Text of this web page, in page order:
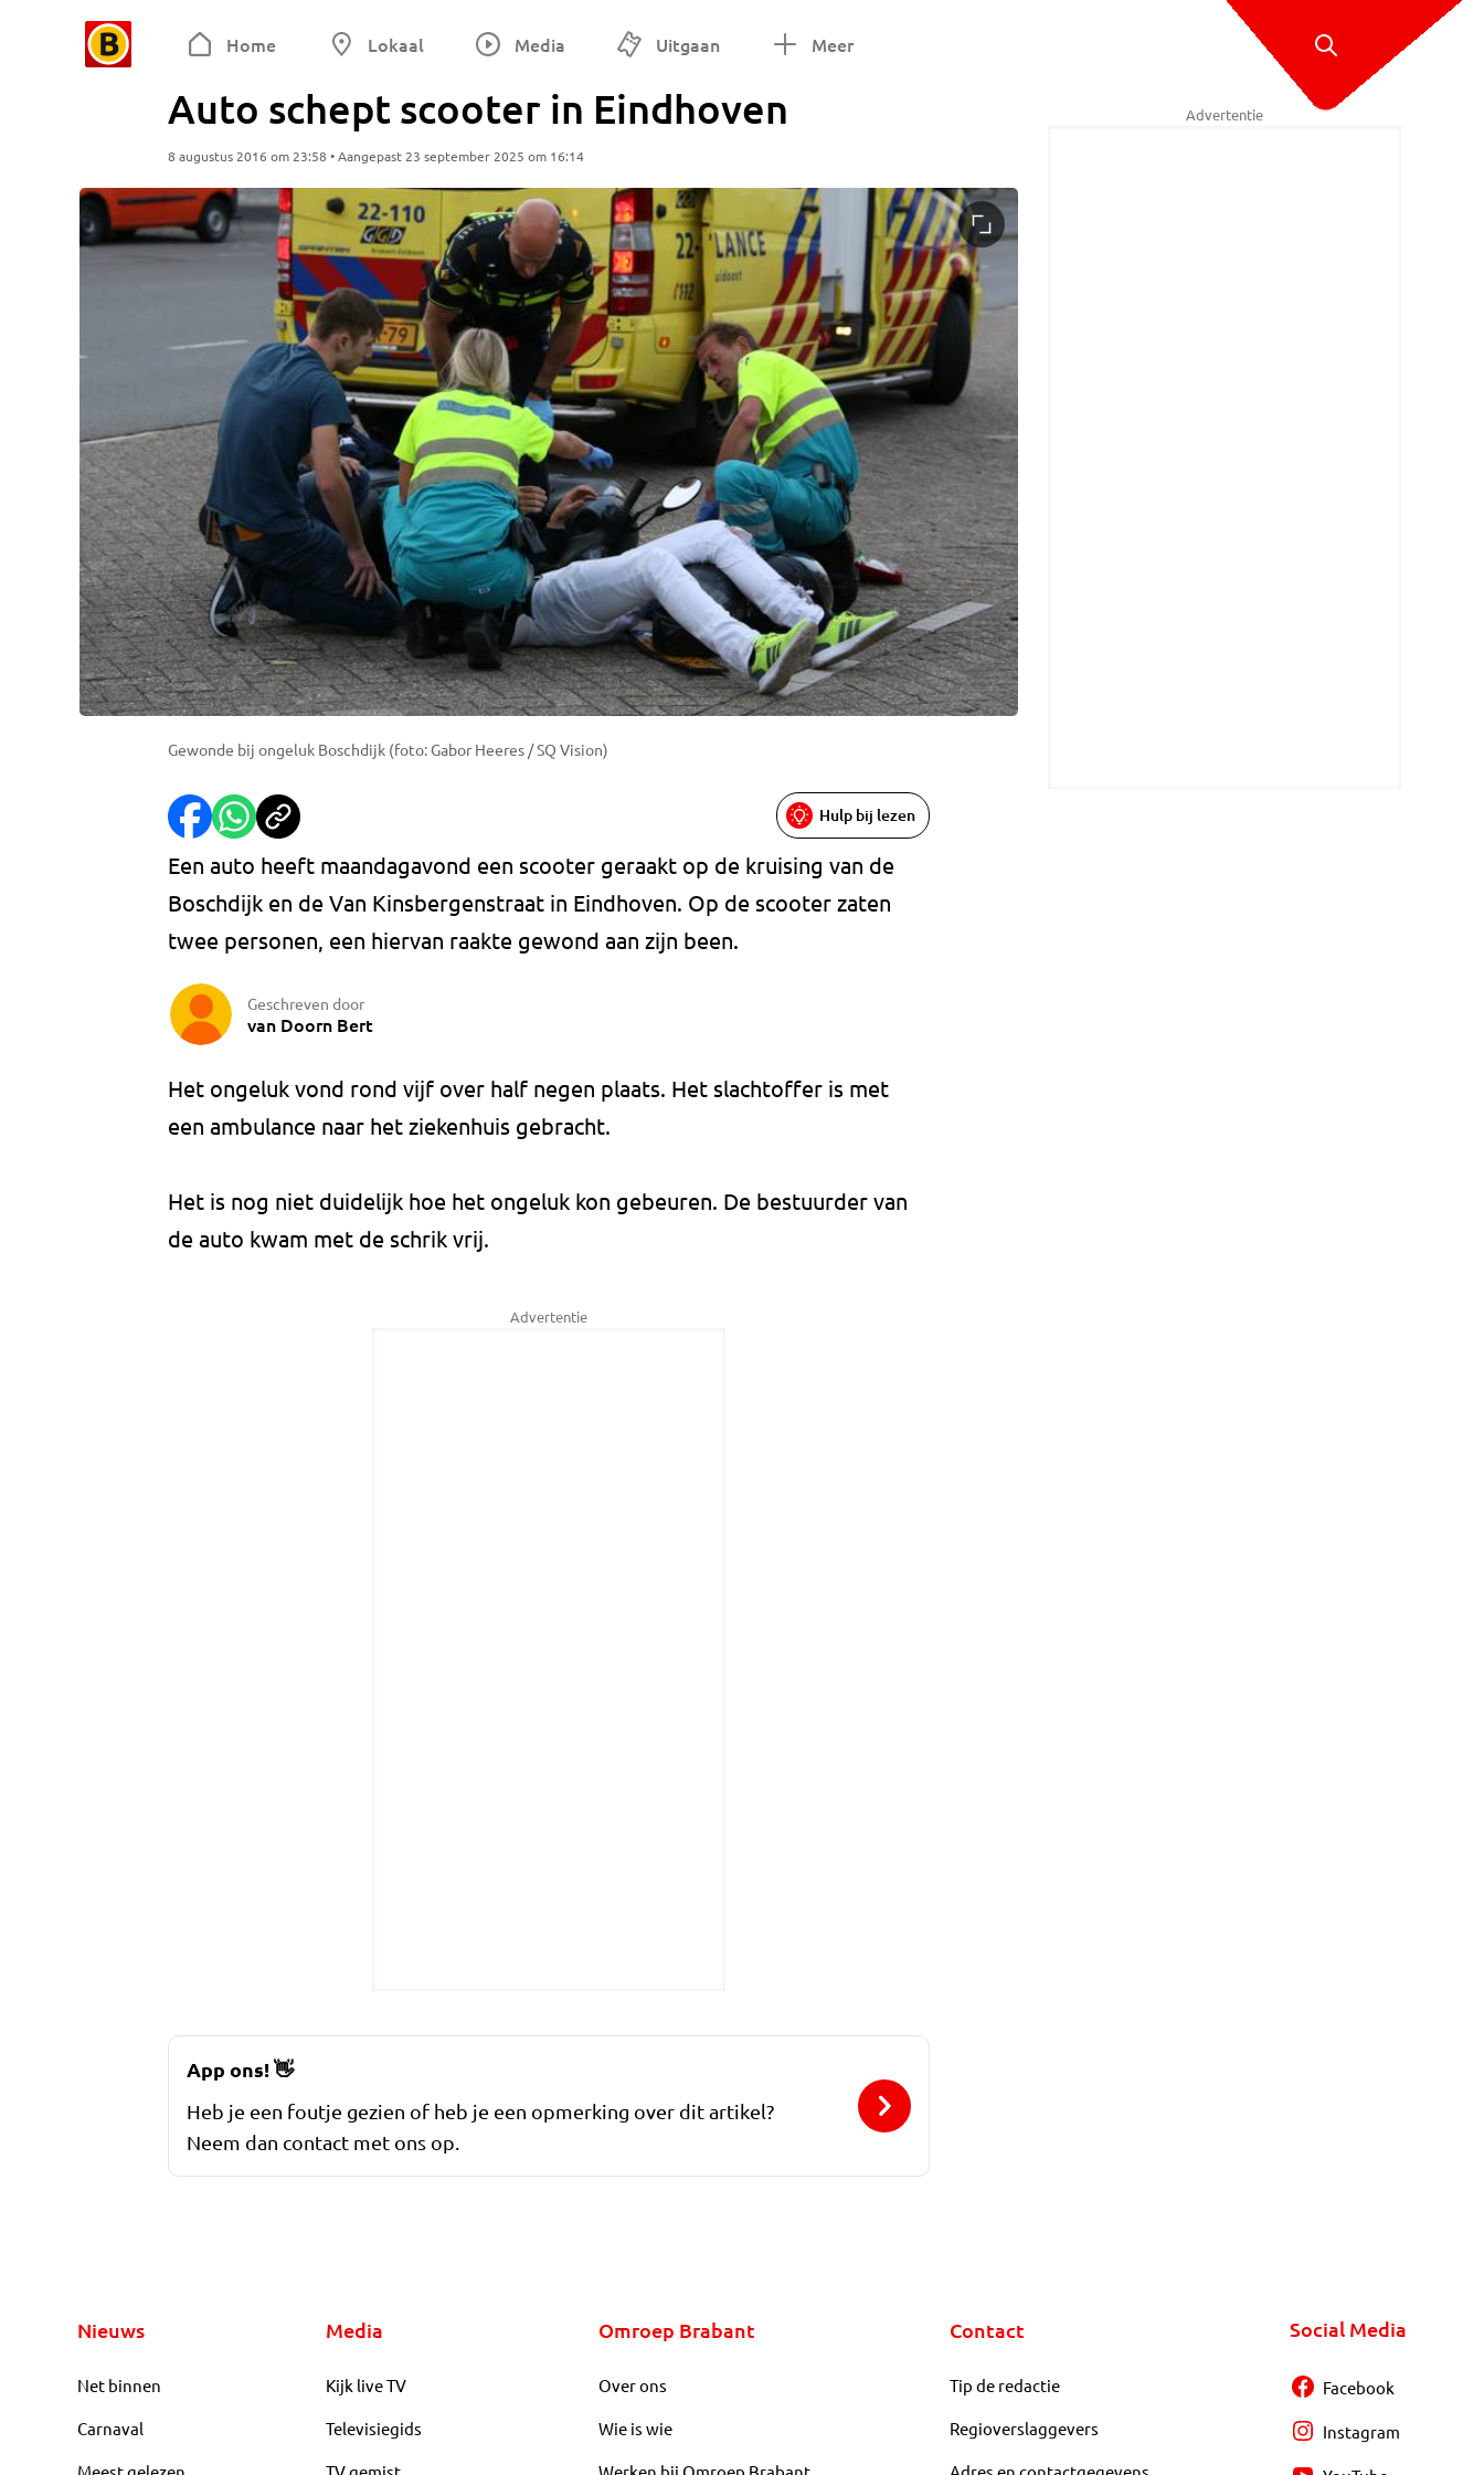
Home Lokaal Media Uitgaan Meer
Auto schept scooter in Eindhoven
8 augustus 2016 om 23:58 • Aangepast 23 september 2025 om 16:14
Gewonde bij ongeluk Boschdijk (foto: Gabor Heeres / SQ Vision)
Hulp bij lezen
Een auto heeft maandagavond een scooter geraakt op de kruising van de
Boschdijk en de Van Kinsbergenstraat in Eindhoven. Op de scooter zaten
twee personen, een hiervan raakte gewond aan zijn been.
Geschreven door
van Doorn Bert
Het ongeluk vond rond vijf over half negen plaats. Het slachtoffer is met
een ambulance naar het ziekenhuis gebracht.
Het is nog niet duidelijk hoe het ongeluk kon gebeuren. De bestuurder van
de auto kwam met de schrik vrij.
Advertentie
Advertentie
App ons!👋
Heb je een foutje gezien of heb je een opmerking over dit artikel?
Neem dan contact met ons op.
Nieuws
Net binnen
Carnaval
Media
Kijk live TV
Televisiegids
Omroep Brabant
Over ons
Wie is wie
Contact
Tip de redactie
Regioverslaggevers
Social Media
Facebook
Instagram